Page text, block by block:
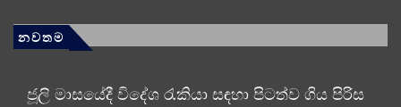
නවතම
ජූලි මාසයේදී විදේශ රැකියා සඳහා පිටත්ව ගිය පිරිස